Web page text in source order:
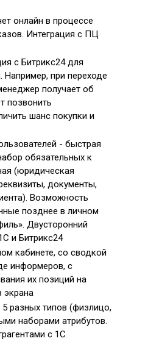
онлайн в процессе
Интеграция с ПЦ
с Битрикс24 для
Например, при переходе
получает об
позвонить
шанс покупки и
- быстрая
обязательных к
(юридическая
документы,
Возможность
позднее в личном
Двусторонний
и Битрикс24
кабинете, со сводкой
информеров, с
их позиций на
экрана
разных типов (физлицо,
наборами атрибутов.
с 1С